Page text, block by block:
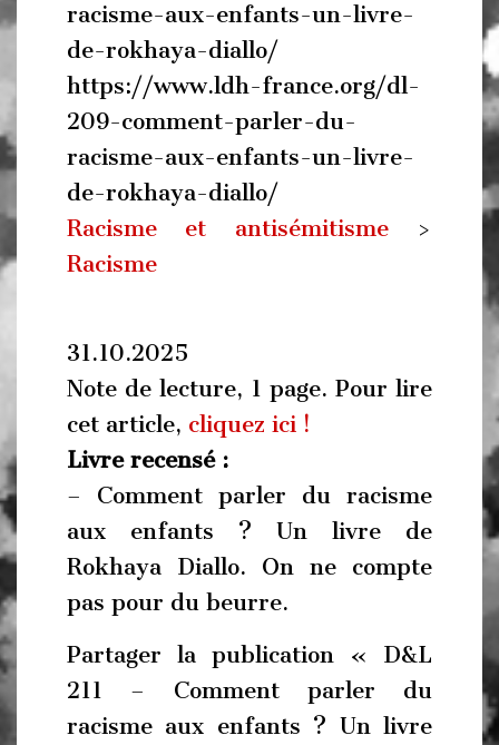
racisme-aux-enfants-un-livre-
de-rokhaya-diallo/
https://www.ldh-france.org/dl-
209-comment-parler-du-
racisme-aux-enfants-un-livre-
de-rokhaya-diallo/
Racisme et antisémitisme>
Racisme
31.10.2025
Note de lecture, 1 page. Pour lire
cet article, cliquez ici !
Livre recensé :
– Comment parler du racisme
aux enfants ? Un livre de
Rokhaya Diallo. On ne compte
pas pour du beurre.
Partager la publication « D&L
211 – Comment parler du
racisme aux enfants ? Un livre